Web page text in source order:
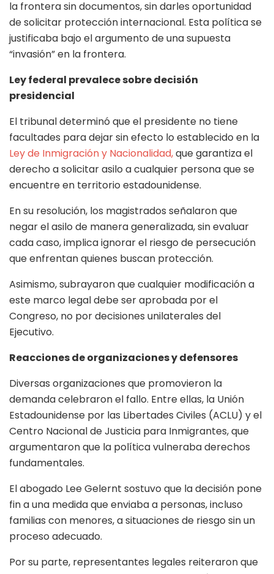
la frontera sin documentos, sin darles oportunidad
de solicitar protección internacional. Esta política se
justificaba bajo el argumento de una supuesta
“invasión” en la frontera.
Ley federal prevalece sobre decisión
presidencial
El tribunal determinó que el presidente no tiene
facultades para dejar sin efecto lo establecido en la
Ley de Inmigración y Nacionalidad,que garantiza el
derecho a solicitar asilo a cualquier persona que se
encuentre en territorio estadounidense.
En su resolución, los magistrados señalaron que
negar el asilo de manera generalizada, sin evaluar
cada caso, implica ignorar el riesgo de persecución
que enfrentan quienes buscan protección.
Asimismo, subrayaron que cualquier modificación a
este marco legal debe ser aprobada por el
Congreso, no por decisiones unilaterales del
Ejecutivo.
Reacciones de organizaciones y defensores
Diversas organizaciones que promovieron la
demanda celebraron el fallo. Entre ellas, la Unión
Estadounidense por las Libertades Civiles (ACLU) y el
Centro Nacional de Justicia para Inmigrantes, que
argumentaron que la política vulneraba derechos
fundamentales.
El abogado Lee Gelernt sostuvo que la decisión pone
fin a una medida que enviaba a personas, incluso
familias con menores, a situaciones de riesgo sin un
proceso adecuado.
Por su parte, representantes legales reiteraron que